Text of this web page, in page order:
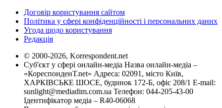
Договір користування сайтом
Політика у сфері конфіденційності і персональних даних
Угода щодо користування
Редакція
© 2000-2026, Korrespondent.net
Суб'єкт у сфері онлайн-медіа Назва онлайн-медіа –
«КореспонденТ.net» Адреса: 02091, місто Київ,
ХАРКІВСЬКЕ ШОСЕ, будинок 172-Б, офіс 208/1 E-mail:
sunlight@mediadim.com.ua Телефон: 044-205-43-00
Ідентифікатор медіа – R40-06068